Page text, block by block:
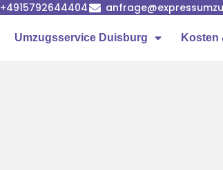
+4915792644404
Umzugsservice Duisburg Kosten